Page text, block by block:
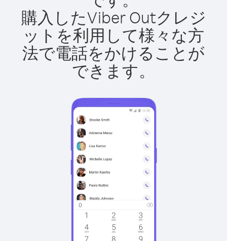
購入したViber Outクレジ
ットを利用して様々な方
法で電話をかけることが
できます。